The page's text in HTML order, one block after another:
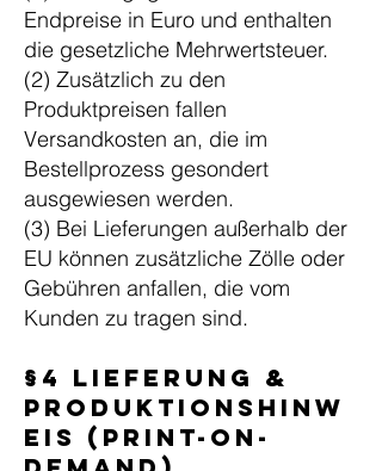
Endpreise in Euro und enthalten
die gesetzliche Mehrwertsteuer.
(2) Zusätzlich zu den
Produktpreisen fallen
Versandkosten an, die im
Bestellprozess gesondert
ausgewiesen werden.
(3) Bei Lieferungen außerhalb der
EU können zusätzliche Zölle oder
Gebühren anfallen, die vom
Kunden zu tragen sind.
§4 Lieferung &
Produktionshinw
eis (Print-on-